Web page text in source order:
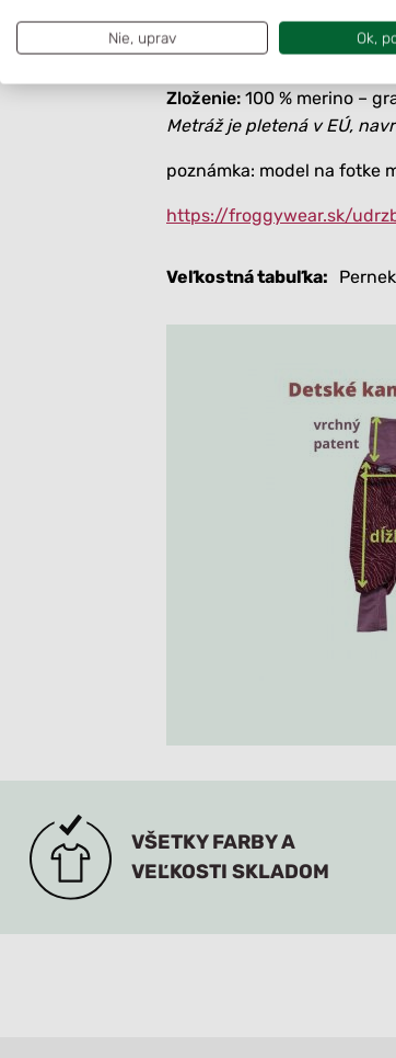
Rozdiel medzi
oblečenie vydrží dlhšie.
Zloženie: 100 % merino –
Metráž je pletená v EÚ,
poznámka: model na fotke
https://froggywear.sk/
Veľkostná tabuľka Pernek
VŠETKY FARBY A
VEĽKOSTI SKLADOM
Nie, uprav Ok,